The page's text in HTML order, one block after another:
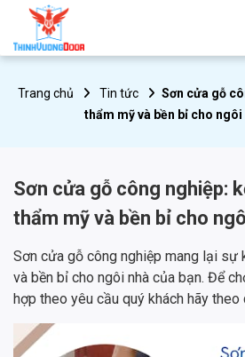
Trang chủ Tin tức
Sơn cửa gỗ
thẩm mỹ và bền bỉ cho ngôi
Sơn cửa gỗ công nghiệp:
thẩm mỹ và bền bỉ cho
Sơn cửa gỗ công nghiệp mang lại sự
và bền bỉ cho ngôi nhà của bạn. Để
hợp theo yêu cầu quý khách hãy